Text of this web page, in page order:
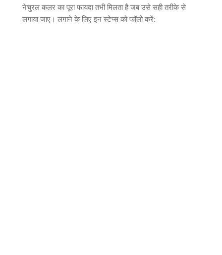
नेचुरल कलर का पूरा फायदा तभी मिलता है जब उसे सही तरीके से
लगाया जाए। लगाने के लिए इन स्टेप्स को फॉलो करें: